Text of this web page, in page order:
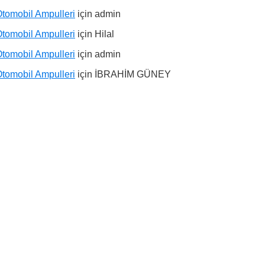
Ampulleri için admin
Ampulleri için Hilal
Ampulleri için admin
Ampulleri için İBRAHİM GÜNEY